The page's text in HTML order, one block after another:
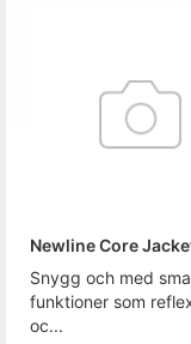
Newline Core
Snygg och med
funktioner som
oc...